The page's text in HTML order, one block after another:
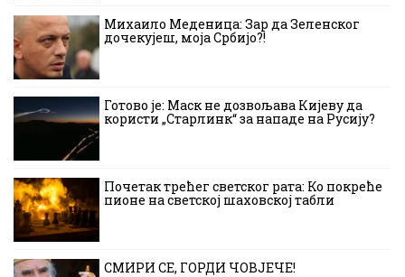
Михаило Меденица: Зар да Зеленског
дочекујеш, моја Србијо?!
Готово је: Маск не дозвољава Кијеву да
користи „Старлинк“ за нападе на Русију?
Почетак трећег светског рата: Ко покреће
пионе на светској шаховској табли
СМИРИ СЕ, ГОРДИ ЧОВЈЕЧЕ!